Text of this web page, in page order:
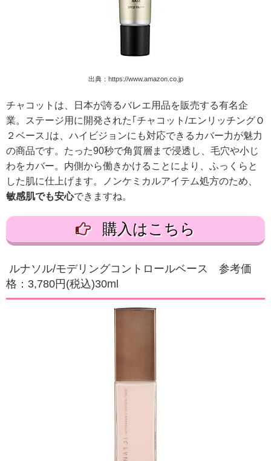
出典：https://www.amazon.co.jp
チャコットは、日本が誇るバレエ用品を販売する有名企
業。ステージ用に開発された｢チャコット/エンリッチングＯ
２ベース｣は、ハイビジョンにも対応できるカバー力が魅力
の商品です。たった90秒で角質層まで浸透し、毛穴や小じ
わをカバー。内側から働きかけることにより、ふっくらと
した肌に仕上げます。ノンケミカルアイテム処方のため、
敏感肌でも安心できますね。
購入はこちら
ルナソル/モデリングコントロールベース 参考価
格：3,780円(税込)30ml